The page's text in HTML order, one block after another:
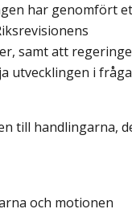
har genomfört
samt att
utvecklingen i fråga
till handlingarna,
och motionen